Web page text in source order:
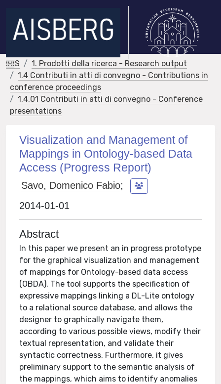
IRIS
1. Prodotti della ricerca - Research output
1.4 Contributi in atti di convegno - Contributions in
conference proceedings
1.4.01 Contributi in atti di convegno - Conference
presentations
Visualization and Management of
Mappings in Ontology-based Data
Access (Progress Report)
Savo, Domenico Fabio;
2014-01-01
Abstract
In this paper we present an in progress prototype
for the graphical visualization and management
of mappings for Ontology-based data access
(OBDA). The tool supports the specification of
expressive mappings linking a DL-Lite ontology
to a relational source database, and allows the
designer to graphically navigate them,
according to various possible views, modify their
textual representation, and validate their
syntactic correctness. Furthermore, it gives
preliminary support to the semantic analysis of
the mappings, which aims to identify anomalies